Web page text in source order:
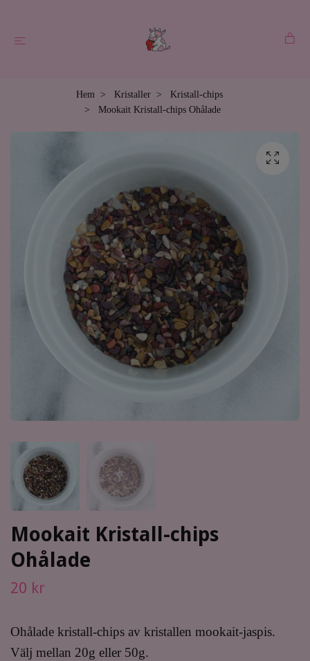
Hem Kristaller
Kristall-chips
Mookait Kristall-chips Ohålade
Mookait Kristall-chips
Ohålade
20 kr
Ohålade kristall-chips av kristallen mookait-jaspis.
Välj mellan 20g eller 50g.